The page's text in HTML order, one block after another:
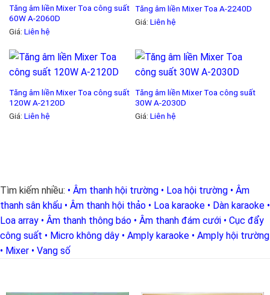
Tăng âm liền Mixer Toa công suất
60W A-2060D
Giá: Liên hệ
Tăng âm liền Mixer Toa A-2240D
Giá: Liên hệ
Tăng âm liền Mixer Toa công suất
120W A-2120D
Giá: Liên hệ
Tăng âm liền Mixer Toa công suất
30W A-2030D
Giá: Liên hệ
Tìm kiếm nhiều: • Âm thanh hội trường • Loa hội trường • Âm
thanh sân khấu • Âm thanh hội thảo • Loa karaoke • Dàn karaoke •
Loa array • Âm thanh thông báo • Âm thanh đám cưới • Cục đẩy
công suất • Micro không dây • Amply karaoke • Amply hội trường
• Mixer • Vang số